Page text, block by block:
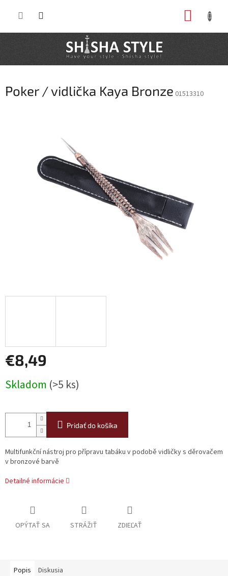
Poker / vidlička Kaya Bronze 01513310
€8,49
cena:
Skladom (>5 ks)
Pridať do košíka
Multifunkční nástroj pro přípravu tabáku v podobě vidličky s děrovačem
v bronzové barvě
Detailné informácie
OPÝTAŤ SA STRÁŽIŤ ZDIEĽAŤ
Popis Diskusia